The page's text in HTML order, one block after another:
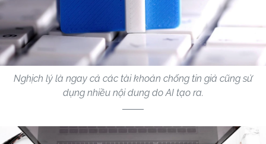
Nghịch lý là ngay cả các tài khoản chống tin giả cũng sử
dụng nhiều nội dung do AI tạo ra.